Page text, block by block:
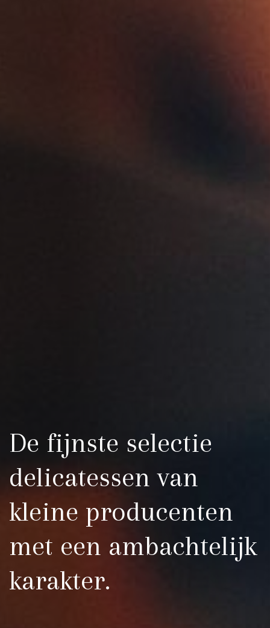
​ De fijnste selectie
delicatessen van
kleine producenten
met een ambachtelijk
karakter.